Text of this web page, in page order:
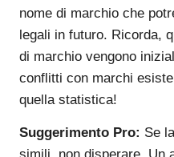
nome di marchio che
legali in futuro. Ricorda,
di marchio vengono
conflitti con marchi
quella statistica!
Suggerimento Pro: Se